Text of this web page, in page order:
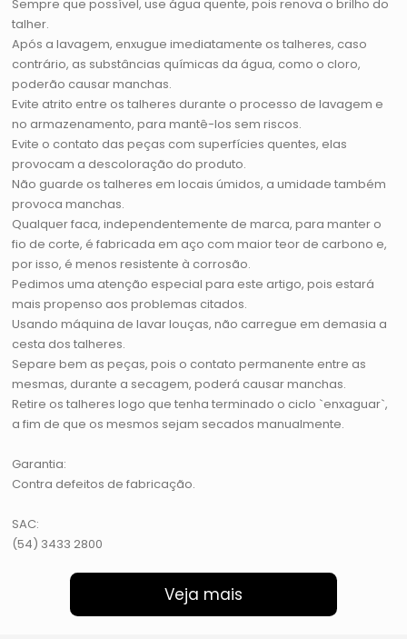
Sempre que possível, use água quente, pois renova o brilho do
talher.
Após a lavagem, enxugue imediatamente os talheres, caso
contrário, as substâncias químicas da água, como o cloro,
poderão causar manchas.
Evite atrito entre os talheres durante o processo de lavagem e
no armazenamento, para mantê-los sem riscos.
Evite o contato das peças com superfícies quentes, elas
provocam a descoloração do produto.
Não guarde os talheres em locais úmidos, a umidade também
provoca manchas.
Qualquer faca, independentemente de marca, para manter o
fio de corte, é fabricada em aço com maior teor de carbono e,
por isso, é menos resistente à corrosão.
Pedimos uma atenção especial para este artigo, pois estará
mais propenso aos problemas citados.
Usando máquina de lavar louças, não carregue em demasia a
cesta dos talheres.
Separe bem as peças, pois o contato permanente entre as
mesmas, durante a secagem, poderá causar manchas.
Retire os talheres logo que tenha terminado o ciclo `enxaguar`,
a fim de que os mesmos sejam secados manualmente.
Garantia:
Contra defeitos de fabricação.
SAC:
(54) 3433 2800
Veja mais